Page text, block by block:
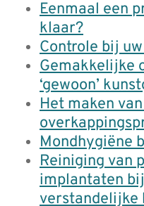
Eenmaal een
klaar?
Controle bij
Gemakkelijke
‘gewoon’
Het maken
Mondhygiëne
Reiniging van
implantaten
verstandelijke